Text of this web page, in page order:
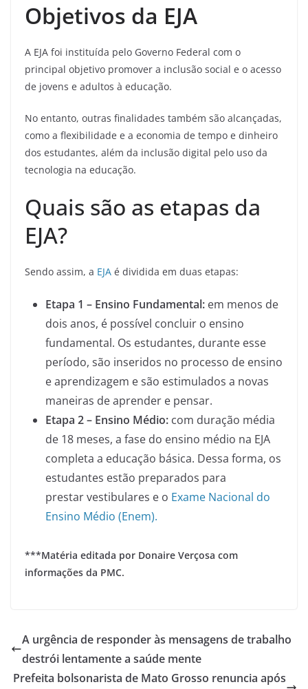
Objetivos da EJA
A EJA foi instituída pelo Governo Federal com o
principal objetivo promover a inclusão social e o acesso
de jovens e adultos à educação.
No entanto, outras finalidades também são alcançadas,
como a flexibilidade e a economia de tempo e dinheiro
dos estudantes, além da inclusão digital pelo uso da
tecnologia na educação.
Quais são as etapas da
EJA?
Sendo assim, a EJA é dividida em duas etapas:
Etapa 1 – Ensino Fundamental: em menos de
dois anos, é possível concluir o ensino
fundamental. Os estudantes, durante esse
período, são inseridos no processo de ensino
e aprendizagem e são estimulados a novas
maneiras de aprender e pensar.
Etapa 2 – Ensino Médio: com duração média
de 18 meses, a fase do ensino médio na EJA
completa a educação básica. Dessa forma, os
estudantes estão preparados para
prestar vestibulares e o Exame Nacional do
Ensino Médio (Enem).
***Matéria editada por Donaire Verçosa com
informações da PMC.
A urgência de responder às mensagens de trabalho
destrói lentamente a saúde mente
Prefeita bolsonarista de Mato Grosso renuncia após